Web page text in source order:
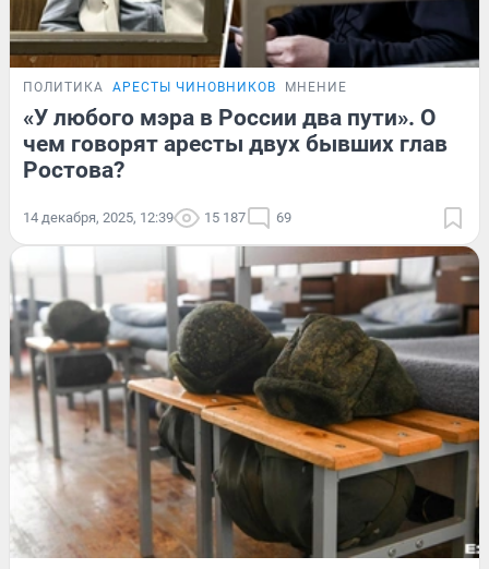
ПОЛИТИКА АРЕСТЫ ЧИНОВНИКОВ МНЕНИЕ
«У любого мэра в России два пути». О
чем говорят аресты двух бывших глав
Ростова?
14 декабря, 2025, 12:39 15 187 69